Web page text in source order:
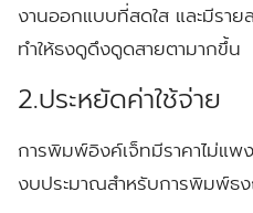
งานออกแบบที่สดใส และมีราย
ทำให้ธงดูดึงดูดสายตามากขึ้น
2.ประหยัดค่าใช้จ่าย
การพิมพ์อิงค์เจ็ทมีราคาไม่แพ
งบประมาณสำหรับการพิมพ์ธ